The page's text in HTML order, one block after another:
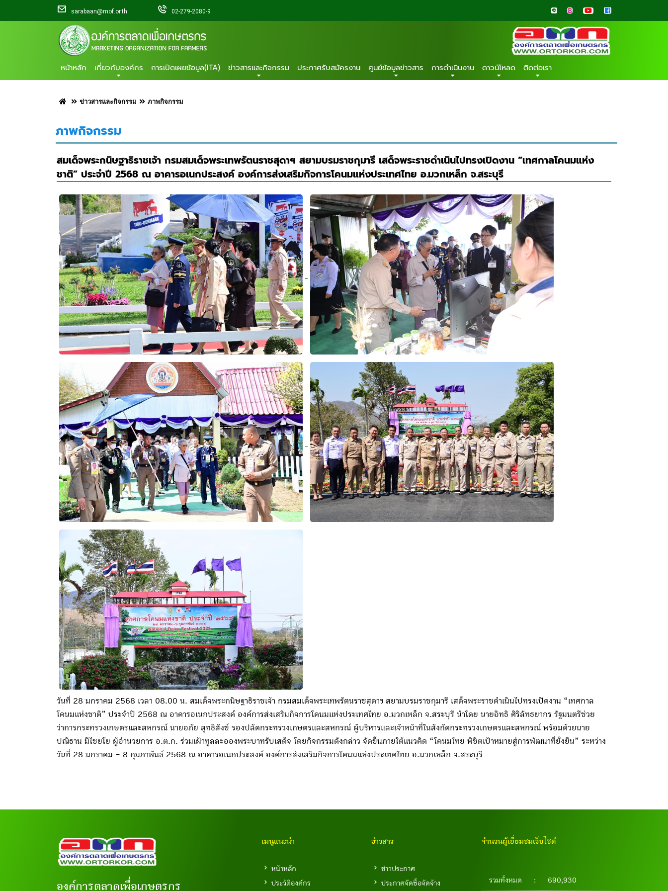
sarabaan@mof.or.th 02-279-2080-9
หน้าหลัก เกี่ยวกับองค์กร การเปิดเผยข้อมูล(ITA) ข่าวสารและกิจกรรม ประกาศรับสมัครงาน ศูนย์ข้อมูลข่าวสาร การดำเนินงาน ดาวน์โหลด ติดต่อเรา
ข่าวสารและกิจกรรม ภาพกิจกรรม
ภาพกิจกรรม
สมเด็จพระกนิษฐาธิราชเจ้า กรมสมเด็จพระเทพรัตนราชสุดาฯ สยามบรมราชกุมารี เสด็จพระราชดำเนินไปทรงเปิดงาน “เทศกาลโคนมแห่ง
ชาติ” ประจำปี 2568 ณ อาคารอเนกประสงค์ องค์การส่งเสริมกิจการโคนมแห่งประเทศไทย อ.มวกเหล็ก จ.สระบุรี
วันที่ 28 มกราคม 2568 เวลา 08.00 น. สมเด็จพระกนิษฐาธิราชเจ้า กรมสมเด็จพระเทพรัตนราชสุดาฯ สยามบรมราชกุมารี เสด็จพระราชดำเนินไปทรงเปิดงาน “เทศกาล
โคนมแห่งชาติ” ประจำปี 2568 ณ อาคารอเนกประสงค์ องค์การส่งเสริมกิจการโคนมแห่งประเทศไทย อ.มวกเหล็ก จ.สระบุรี นำโดย นายอิทธิ ศิริลัทธยากร รัฐมนตรีช่วย
ว่าการกระทรวงเกษตรและสหกรณ์ นายอภัย สุทธิสังข์ รองปลัดกระทรวงเกษตรและสหกรณ์ ผู้บริหารและเจ้าหน้าที่ในสังกัดกระทรวงเกษตรและสหกรณ์ พร้อมด้วยนาย
ปณิธาน มีไชยโย ผู้อำนวยการ อ.ต.ก. ร่วมเฝ้าทูลละอองพระบาทรับเสด็จ โดยกิจกรรมดังกล่าว จัดขึ้นภายใต้แนวคิด “โคนมไทย พิชิตเป้าหมายสู่การพัฒนาที่ยั่งยืน” ระหว่าง
วันที่ 28 มกราคม – 8 กุมภาพันธ์ 2568 ณ อาคารอเนกประสงค์ องค์การส่งเสริมกิจการโคนมแห่งประเทศไทย อ.มวกเหล็ก จ.สระบุรี
องค์การตลาดเพื่อเกษตรกร
เมนูแนะนำ
หน้าหลัก
ประวัติองค์กร
ข่าวสาร
ข่าวประกาศ
ประกาศจัดซื้อจัดจ้าง
จำนวนผู้เยี่ยมชมเว็บไซต์
รวมทั้งหมด : 690,930